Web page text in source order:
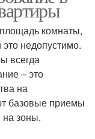
комнаты,
недопустимо.
всегда
– это
на
базовые приемы
на зоны.